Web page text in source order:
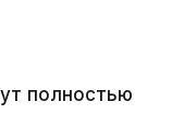
полностью